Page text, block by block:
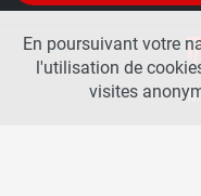
En poursuivant votre
l'utilisation de
visites